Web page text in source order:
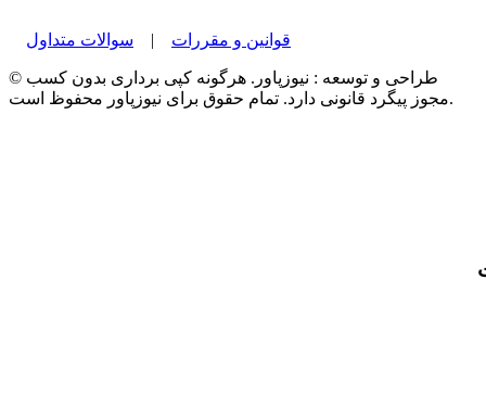
قوانین و مقررات | سوالات متداول
© طراحی و توسعه : نیوزپاور. هرگونه کپی برداری بدون کسب
مجوز پیگرد قانونی دارد. تمام حقوق برای نیوزپاور محفوظ است.